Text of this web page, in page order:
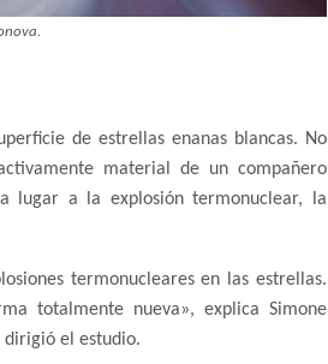
de estrellas enanas blancas. No
material de un compañero
lugar a la explosión termonuclear, la
termonucleares en las estrellas.
totalmente nueva», explica Simone
dirigió el estudio.